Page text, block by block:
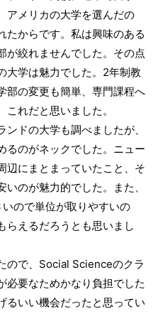
アメリカの大学を選んだの
たからです。私は興味のある
が絞れませんでした。その点
大学は魅力でした。2年制教
部の変更も簡単、専門課程へ
れだと思いました。
ドの大学も調べましたが、
るのがネックでした。ニュー
辺にまとまっていたこと、そ
のが魅力的でした。また、
ので単位が取りやすいの
らえるだろうとも思いまし
ので、Social Scienceのクラ
必要なためかなり負担でした
るいい機会だったと思ってい